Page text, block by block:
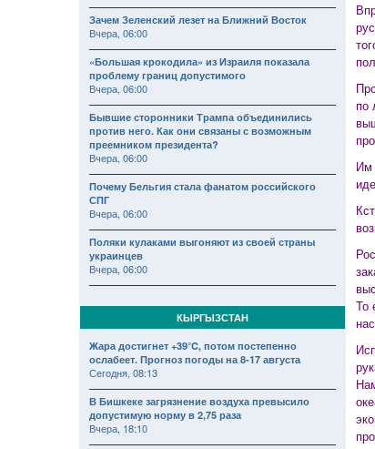
по
Им
То
Зачем Зеленский лезет на Ближний Восток
Вчера, 06:00
«Большая крокодила» из Израиля показала
проблему границ допустимого
Вчера, 06:00
Бывшие сторонники Трампа объединились
против него. Как они связаны с возможным
преемником президента?
Вчера, 06:00
Почему Бельгия стала фанатом российского
СПГ
Вчера, 06:00
Поляки кулаками выгоняют из своей страны
украинцев
Вчера, 06:00
КЫРГЫЗСТАН
Жара достигнет +39°C, потом постепенно
ослабеет. Прогноз погоды на 8-17 августа
Сегодня, 08:13
В Бишкеке загрязнение воздуха превысило
допустимую норму в 2,75 раза
Вчера, 18:10